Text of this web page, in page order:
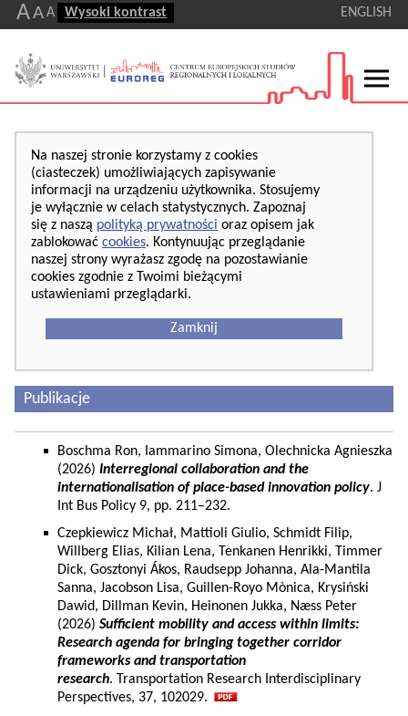
AA A Wysoki kontrast ENGLISH
Na naszej stronie korzystamy z cookies
(ciasteczek) umożliwiających zapisywanie
informacji na urządzeniu użytkownika. Stosujemy
je wyłącznie w celach statystycznych. Zapoznaj
się z naszą polityką prywatności oraz opisem jak
zablokować cookies. Kontynuując przeglądanie
naszej strony wyrażasz zgodę na pozostawianie
cookies zgodnie z Twoimi bieżącymi
ustawieniami przeglądarki.
Zamknij
Publikacje
Boschma Ron, Iammarino Simona, Olechnicka Agnieszka
(2026) Interregional collaboration and the
internationalisation of place-based innovation policy. J
Int Bus Policy 9, pp. 211–232.
Czepkiewicz Michał, Mattioli Giulio, Schmidt Filip,
Willberg Elias, Kilian Lena, Tenkanen Henrikki, Timmer
Dick, Gosztonyi Ákos, Raudsepp Johanna, Ala-Mantila
Sanna, Jacobson Lisa, Guillen-Royo Mònica, Krysiński
Dawid, Dillman Kevin, Heinonen Jukka, Næss Peter
(2026) Sufficient mobility and access within limits:
Research agenda for bringing together corridor
frameworks and transportation
research. Transportation Research Interdisciplinary
Perspectives, 37, 102029.